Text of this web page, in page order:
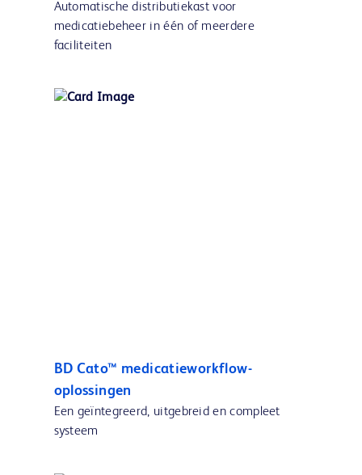
Automatische distributiekast voor
medicatiebeheer in één of meerdere
faciliteiten
BD Cato™ medicatieworkflow-
oplossingen
Een geïntegreerd, uitgebreid en compleet
systeem